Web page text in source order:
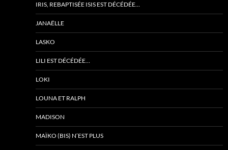
IRIS, REBAPTISÉE ISIS EST DÉCÉDÉE…
JANAËLLE
LASKO
LILI EST DÉCÉDÉE…
LOKI
LOUNA ET RALPH
MADISON
MAÏKO (BIS) N’EST PLUS